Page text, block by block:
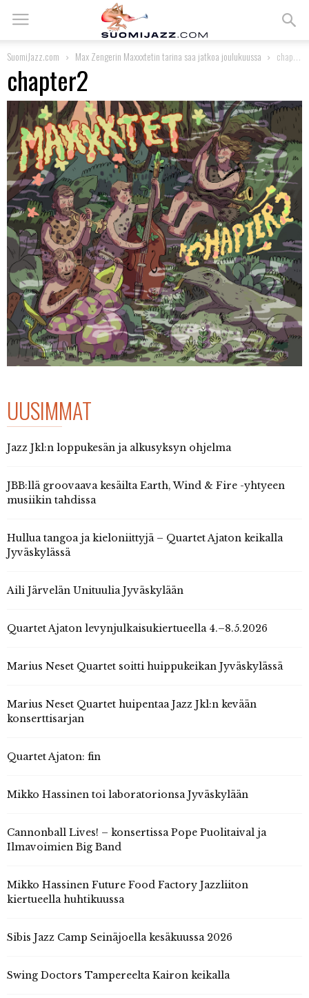
SuomiJazz.com Max Zengerin Maxxxtetin tarina saa jatkoa joulukuussa chapter2
chapter2
UUSIMMAT
Jazz Jkl:n loppukesän ja alkusyksyn ohjelma
JBB:llä groovaava kesäilta Earth, Wind & Fire -yhtyeen
musiikin tahdissa
Hullua tangoa ja kieloniittyjä – Quartet Ajaton keikalla
Jyväskylässä
Aili Järvelän Unituulia Jyväskylään
Quartet Ajaton levynjulkaisukiertueella 4.–8.5.2026
Marius Neset Quartet soitti huippukeikan Jyväskylässä
Marius Neset Quartet huipentaa Jazz Jkl:n kevään
konserttisarjan
Quartet Ajaton: fin
Mikko Hassinen toi laboratorionsa Jyväskylään
Cannonball Lives! – konsertissa Pope Puolitaival ja
Ilmavoimien Big Band
Mikko Hassinen Future Food Factory Jazzliiton
kiertueella huhtikuussa
Sibis Jazz Camp Seinäjoella kesäkuussa 2026
Swing Doctors Tampereelta Kairon keikalla